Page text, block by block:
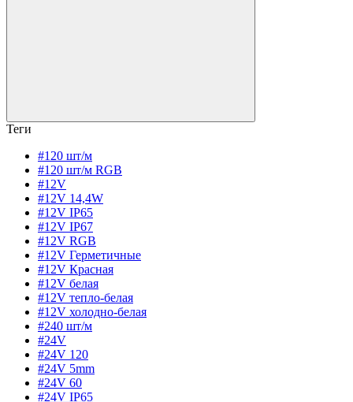
Теги
#120 шт/м
#120 шт/м RGB
#12V
#12V 14,4W
#12V IP65
#12V IP67
#12V RGB
#12V Герметичные
#12V Красная
#12V белая
#12V тепло-белая
#12V холодно-белая
#240 шт/м
#24V
#24V 120
#24V 5mm
#24V 60
#24V IP65